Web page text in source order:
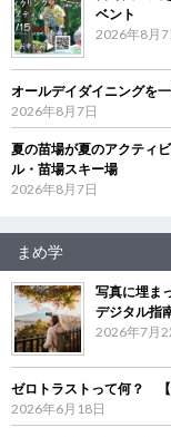
ベント
2026年8月7
オールデイダイニングを
2026年8月7日
夏の苗場が夏のアクティ
ル・苗場スキー場
2026年8月7日
まめ学
写真に埋ま
デジタル指南
2026年7月
ゼロトラストって何？ 【
2026年6月18日